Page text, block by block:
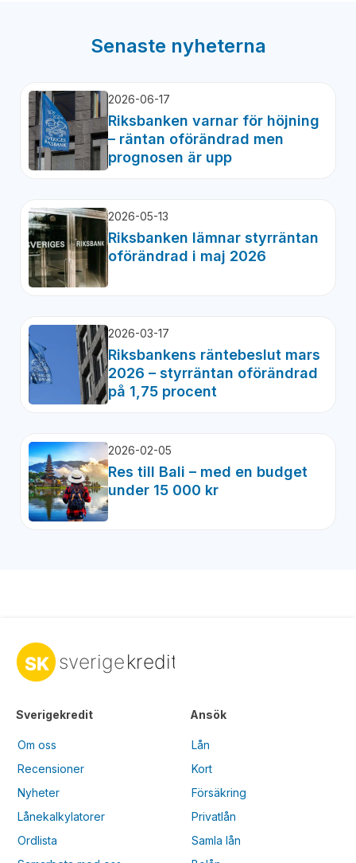
Senaste nyheterna
2026-06-17
Riksbanken varnar för höjning
– räntan oförändrad men
prognosen är upp
2026-05-13
Riksbanken lämnar styrräntan
oförändrad i maj 2026
2026-03-17
Riksbankens räntebeslut mars
2026 – styrräntan oförändrad
på 1,75 procent
2026-02-05
Res till Bali – med en budget
under 15 000 kr
Sverigekredit
Om oss
Recensioner
Nyheter
Lånekalkylatorer
Ordlista
Ansök
Lån
Kort
Försäkring
Privatlån
Samla lån